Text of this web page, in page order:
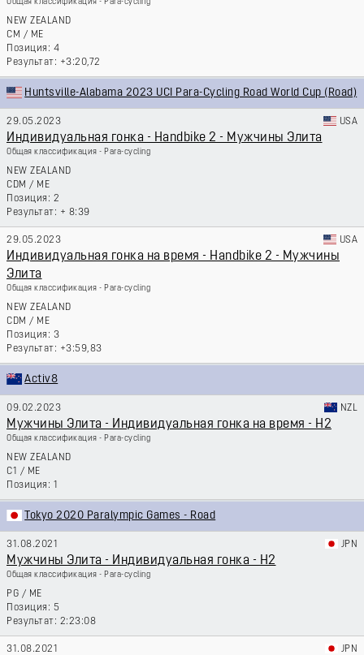
Общая классификация - Para-cycling
NEW ZEALAND
CM / ME
4
+3:20,72
Huntsville-Alabama 2023 UCI Para-Cycling Road World Cup (Road)
29.05.2023 USA
Индивидуальная гонка - Handbike 2 - Мужчины Элита
Общая классификация - Para-cycling
NEW ZEALAND
CDM / ME
2
+ 8:39
29.05.2023 USA
Индивидуальная гонка на время - Handbike 2 - Мужчины
Элита
Общая классификация - Para-cycling
NEW ZEALAND
CDM / ME
3
+3:59,83
Activ8
09.02.2023 NZL
Мужчины Элита - Индивидуальная гонка на время - H2
Общая классификация - Para-cycling
NEW ZEALAND
C1 / ME
1
Tokyo 2020 Paralympic Games - Road
31.08.2021 JPN
Мужчины Элита - Индивидуальная гонка - H2
Общая классификация - Para-cycling
PG / ME
5
2:23:08
31.08.2021 JPN